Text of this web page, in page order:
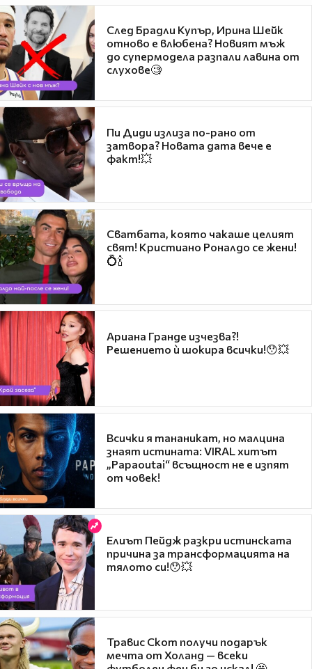
След Брадли Купър, Ирина Шейк
отново е влюбена? Новият мъж
до супермодела разпали лавина от
слухове🧐
Пи Диди излиза по-рано от
затвора? Новата дата вече е
факт!💥
Сватбата, която чакаше целият
свят! Кристиано Роналдо се жени!
💍🍾
Ариана Гранде изчезва?!
Решението ѝ шокира всички!😯💥
Всички я тананикат, но малцина
знаят истината: VIRAL хитът
„Papaoutai“ всъщност не е изпят
от човек!
Елиът Пейдж разкри истинската
причина за трансформацията на
тялото си!😯💥
Травис Скот получи подарък
мечта от Холанд — всеки